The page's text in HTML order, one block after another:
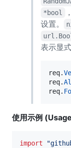
*bool
设置。
表示显式
req.
req.
req.
使用示例
import